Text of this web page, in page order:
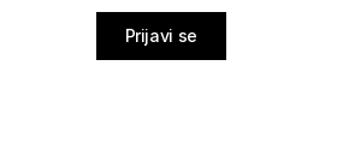
Prijavi se